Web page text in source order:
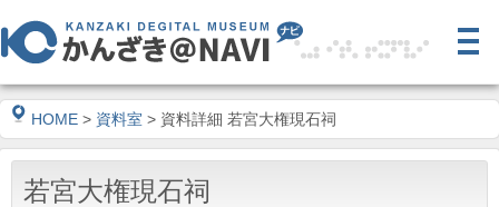
HOME > 資料室 > 資料詳細 若宮大権現石祠
若宮大権現石祠